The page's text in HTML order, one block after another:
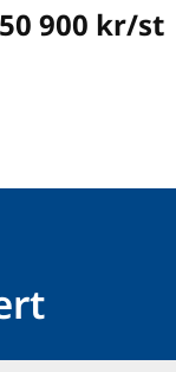
900 kr/st